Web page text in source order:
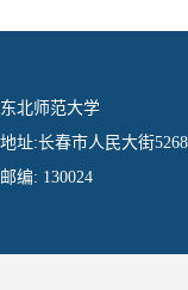
东北师范大学
地址:长春市人民大街
邮编: 130024